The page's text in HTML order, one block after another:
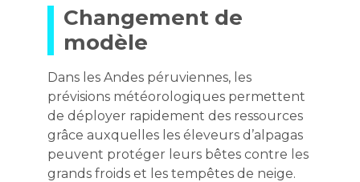
Changement de
modèle
Dans les Andes péruviennes, les
prévisions météorologiques permettent
de déployer rapidement des ressources
grâce auxquelles les éleveurs d’alpagas
peuvent protéger leurs bêtes contre les
grands froids et les tempêtes de neige.